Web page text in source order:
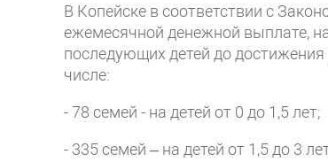
В Копейске в соответствии с
ежемесячной денежной выплате,
последующих детей до
числе:
- 78 семей - на детей от 0 до 1,5 лет;
- 335 семей – на детей от 1,5 до 3